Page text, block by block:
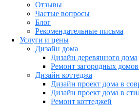
Отзывы
Частые вопросы
Блог
Рекомендательные письма
Услуги и цены
Дизайн дома
Дизайн деревянного дома
Ремонт загородных
Дизайн коттеджа
Дизайн проект дома в
Дизайн проект дома в
Ремонт коттеджей